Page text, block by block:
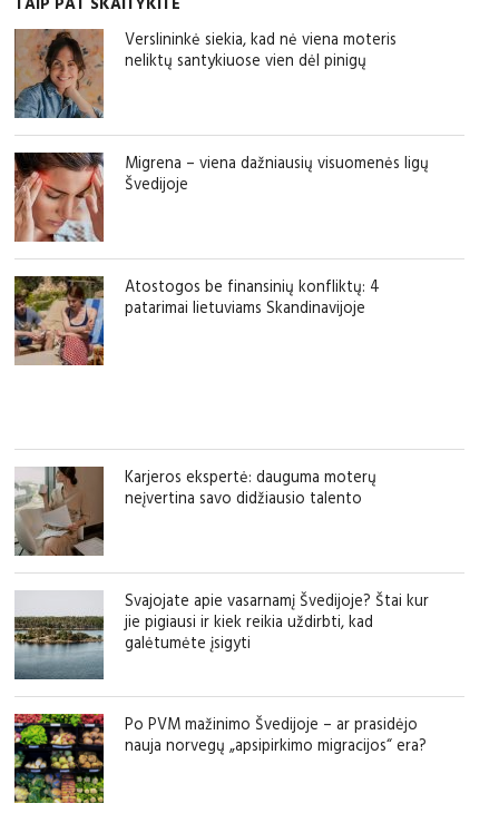
TAIP PAT SKAITYKITE
Verslininkė siekia, kad nė viena moteris
neliktų santykiuose vien dėl pinigų
Migrena – viena dažniausių visuomenės ligų
Švedijoje
Atostogos be finansinių konfliktų: 4
patarimai lietuviams Skandinavijoje
Karjeros ekspertė: dauguma moterų
neįvertina savo didžiausio talento
Svajojate apie vasarnamį Švedijoje? Štai kur
jie pigiausi ir kiek reikia uždirbti, kad
galėtumėte įsigyti
Po PVM mažinimo Švedijoje – ar prasidėjo
nauja norvegų „apsipirkimo migracijos“ era?